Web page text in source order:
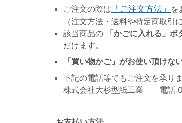
ご注文の際は 「ご注文方法」 を
（注文方法・送料や特定商取引
該当商品の
「かごに入れる」ボ
だけます。
「買い物かご」がお使い頂けな
下記の電話等でもご注文を承りま
株式会社大杉型紙工業 電話